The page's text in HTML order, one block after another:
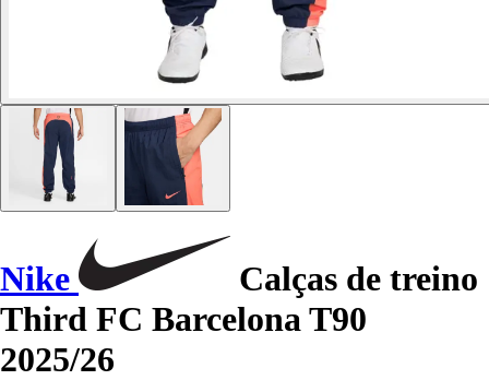
Nike
Calças de treino
Third FC Barcelona T90
2025/26